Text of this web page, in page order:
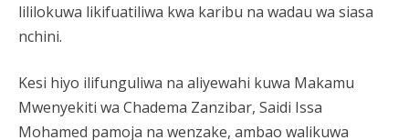
lililokuwa likifuatiliwa kwa karibu na wadau wa siasa
nchini.
Kesi hiyo ilifunguliwa na aliyewahi kuwa Makamu
Mwenyekiti wa Chadema Zanzibar, Saidi Issa
Mohamed pamoja na wenzake, ambao walikuwa